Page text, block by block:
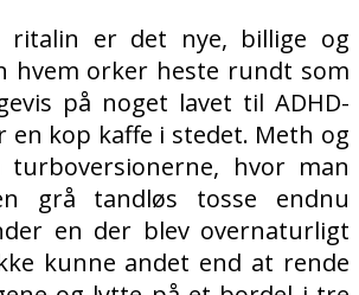
ritalin er det nye, billige og
hvem orker heste rundt som
på noget lavet til ADHD-
en kop kaffe i stedet. Meth og
hvor man
grå tandløs tosse endnu
en der blev overnaturligt
kunne andet end at rende